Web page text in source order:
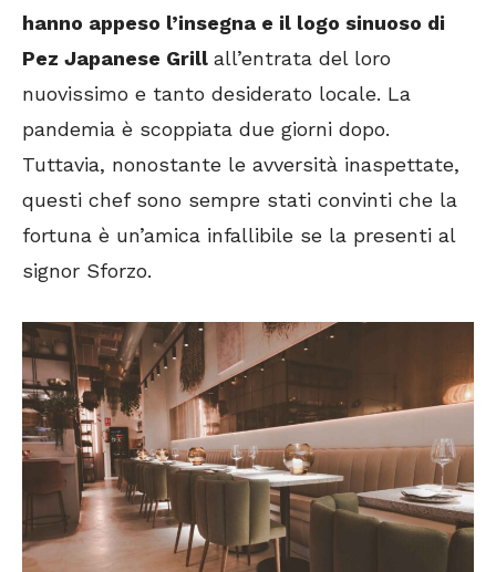
hanno appeso l’insegna e il logo sinuoso di
Pez Japanese Grill all’entrata del loro
nuovissimo e tanto desiderato locale. La
pandemia è scoppiata due giorni dopo.
Tuttavia, nonostante le avversità inaspettate,
questi chef sono sempre stati convinti che la
fortuna è un’amica infallibile se la presenti al
signor Sforzo.